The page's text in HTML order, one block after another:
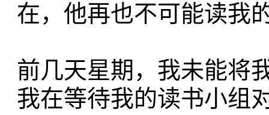
在，他再也不可能读我
前几天星期，我未能将
我在等待我的读书小组